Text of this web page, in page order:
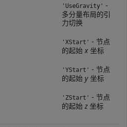
'UseGravity' -
多分量布局的引
力切换
'XStart' - 节点
的起始 x坐标
'YStart' - 节点
的起始 y坐标
'ZStart' - 节点
的起始 z坐标